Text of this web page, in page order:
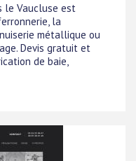
le Vaucluse est
la
métallique ou
Devis gratuit et
de baie,